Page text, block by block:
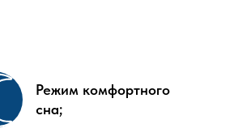
Режим комфортного
сна;